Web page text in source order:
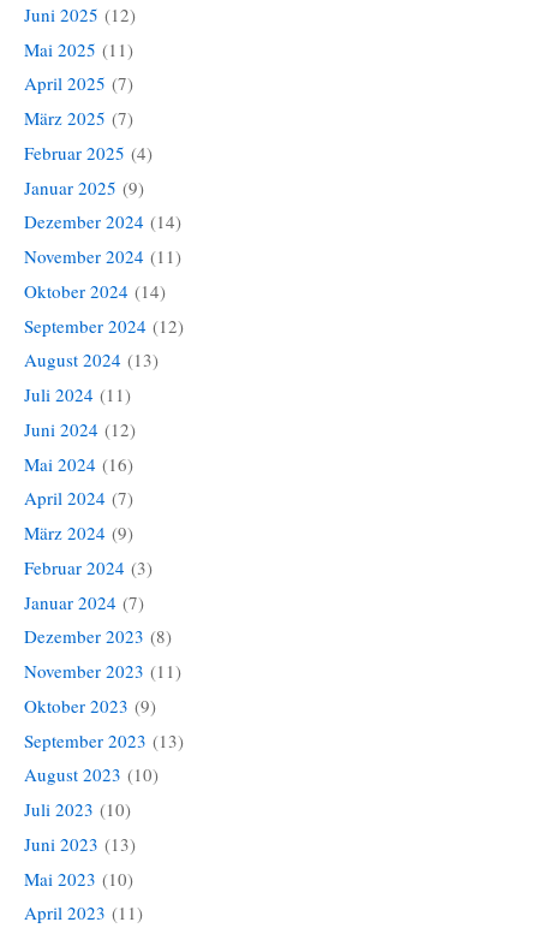
Juni 2025 (12)
Mai 2025 (11)
April 2025 (7)
März 2025 (7)
Februar 2025 (4)
Januar 2025 (9)
Dezember 2024 (14)
November 2024 (11)
Oktober 2024 (14)
September 2024 (12)
August 2024 (13)
Juli 2024 (11)
Juni 2024 (12)
Mai 2024 (16)
April 2024 (7)
März 2024 (9)
Februar 2024 (3)
Januar 2024 (7)
Dezember 2023 (8)
November 2023 (11)
Oktober 2023 (9)
September 2023 (13)
August 2023 (10)
Juli 2023 (10)
Juni 2023 (13)
Mai 2023 (10)
April 2023 (11)